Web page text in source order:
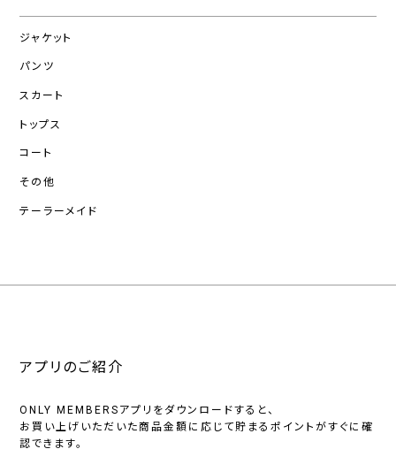
ジャケット
パンツ
スカート
トップス
コート
その他
テーラーメイド
アプリのご紹介
ONLY MEMBERSアプリをダウンロードすると、
お買い上げいただいた商品金額に応じて貯まるポイントがすぐに確
認できます。